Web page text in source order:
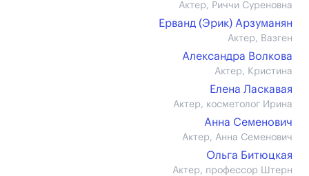
Актер, Риччи Суреновна
Ерванд (Эрик) Арзуманян
Актер, Вазген
Александра Волкова
Актер, Кристина
Елена Ласкавая
Актер, косметолог Ирина
Анна Семенович
Актер, Анна Семенович
Ольга Битюцкая
Актер, профессор Штерн